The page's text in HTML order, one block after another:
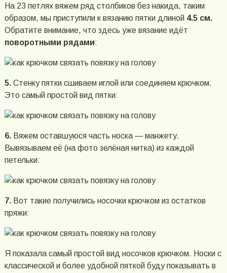
На 23 петлях вяжем ряд столбиков без накида, таким
образом, мы приступили к вязанию пятки длиной 4.5 см.
Обратите внимание, что здесь уже вязание идёт
поворотными рядами:
5.Стенку пятки сшиваем иглой или соединяем крючком.
Это самый простой вид пятки:
6.Вяжем оставшуюся часть носка — манжету.
Вывязываем её (на фото зелёная нитка) из каждой
петельки:
7.Вот такие получились носочки крючком из остатков
пряжи:
Я показала самый простой вид носочков крючком. Носки с
классической и более удобной пяткой буду показывать в